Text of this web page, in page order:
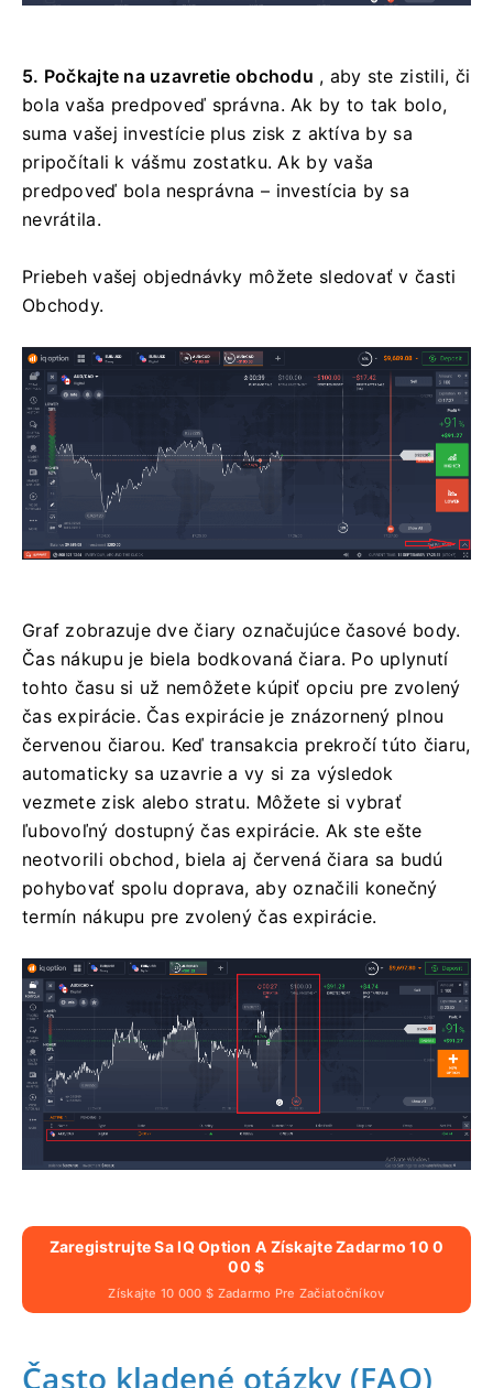
5. Počkajte na uzavretie obchodu , aby ste zistili, či
bola vaša predpoveď správna. Ak by to tak bolo,
suma vašej investície plus zisk z aktíva by sa
pripočítali k vášmu zostatku. Ak by vaša
predpoveď bola nesprávna – investícia by sa
nevrátila.
Priebeh vašej objednávky môžete sledovať v časti
Obchody.
Graf zobrazuje dve čiary označujúce časové body.
Čas nákupu je biela bodkovaná čiara. Po uplynutí
tohto času si už nemôžete kúpiť opciu pre zvolený
čas expirácie. Čas expirácie je znázornený plnou
červenou čiarou. Keď transakcia prekročí túto čiaru,
automaticky sa uzavrie a vy si za výsledok
vezmete zisk alebo stratu. Môžete si vybrať
ľubovoľný dostupný čas expirácie. Ak ste ešte
neotvorili obchod, biela aj červená čiara sa budú
pohybovať spolu doprava, aby označili konečný
termín nákupu pre zvolený čas expirácie.
Zaregistrujte Sa IQ Option A Získajte Zadarmo 10 0
00 $
Získajte 10 000 $ Zadarmo Pre Začiatočníkov
Často kladené otázky (FAQ)